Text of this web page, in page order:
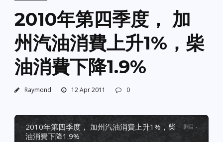
2010年第四季度， 加
州汽油消費上升1%，柴
油消費下降1.9%
Raymond 12 Apr 2011 0
2010年第四季度， 加州汽油消費上升1%，柴
油消費下降1.9%
剧目 :-